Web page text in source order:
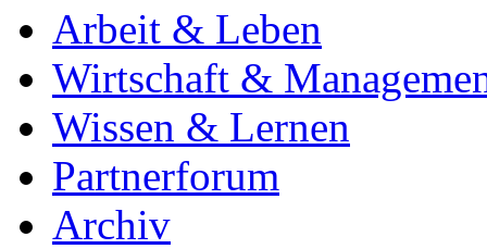
Arbeit & Leben
Wirtschaft &
Wissen & Lernen
Partnerforum
Archiv